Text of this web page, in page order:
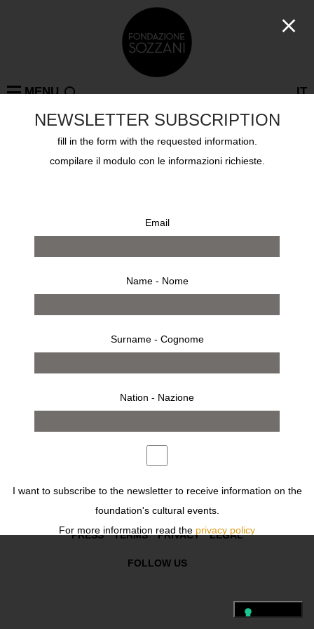
IT
MENU
XANTI SCHAWINSKY
FOLLOW US
PRESS TERMS PRIVACY LEGAL
FOLLOW US
NEWSLETTER SUBSCRIPTION
fill in the form with the requested information.
compilare il modulo con le informazioni richieste.
Email
Name - Nome
Surname - Cognome
Nation - Nazione
I want to subscribe to the newsletter to receive information on the
foundation's cultural events.
For more information read the privacy policy
eventi culturali della fondazione.